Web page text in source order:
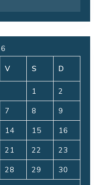
V S D
1 2
7 8 9
14 15 16
21 22 23
28 29 30